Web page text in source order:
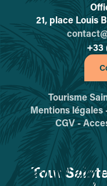
21, place Louis
+33
Tourisme
Mentions légales
CGV -
Tout